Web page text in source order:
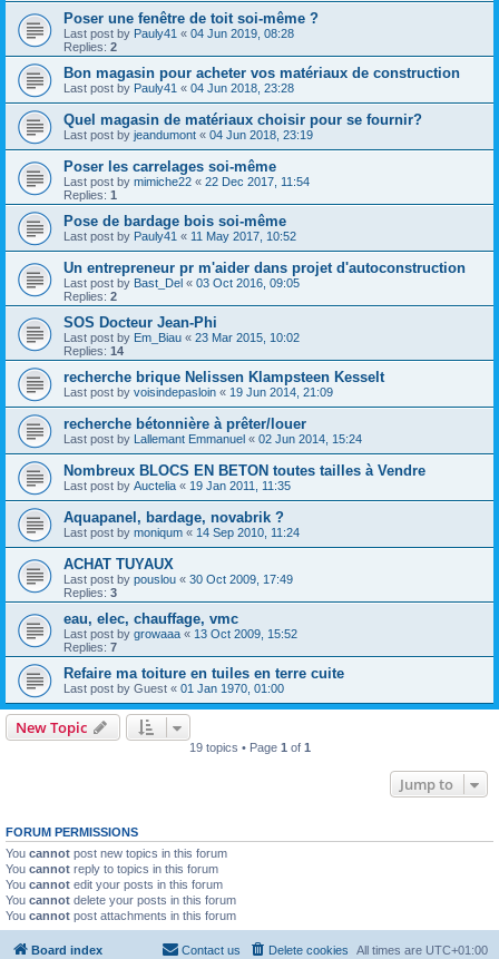
Poser une fenêtre de toit soi-même ?
Last post by Pauly41 « 04 Jun 2019, 08:28
Replies: 2
Bon magasin pour acheter vos matériaux de construction
Last post by Pauly41 « 04 Jun 2018, 23:28
Quel magasin de matériaux choisir pour se fournir?
Last post by jeandumont « 04 Jun 2018, 23:19
Poser les carrelages soi-même
Last post by mimiche22 « 22 Dec 2017, 11:54
Replies: 1
Pose de bardage bois soi-même
Last post by Pauly41 « 11 May 2017, 10:52
Un entrepreneur pr m'aider dans projet d'autoconstruction
Last post by Bast_Del « 03 Oct 2016, 09:05
Replies: 2
SOS Docteur Jean-Phi
Last post by Em_Biau « 23 Mar 2015, 10:02
Replies: 14
recherche brique Nelissen Klampsteen Kesselt
Last post by voisindepasloin « 19 Jun 2014, 21:09
recherche bétonnière à prêter/louer
Last post by Lallemant Emmanuel « 02 Jun 2014, 15:24
Nombreux BLOCS EN BETON toutes tailles à Vendre
Last post by Auctelia « 19 Jan 2011, 11:35
Aquapanel, bardage, novabrik ?
Last post by moniqum « 14 Sep 2010, 11:24
ACHAT TUYAUX
Last post by pouslou « 30 Oct 2009, 17:49
Replies: 3
eau, elec, chauffage, vmc
Last post by growaaa « 13 Oct 2009, 15:52
Replies: 7
Refaire ma toiture en tuiles en terre cuite
Last post by Guest « 01 Jan 1970, 01:00
New Topic
19 topics • Page 1 of 1
Jump to
FORUM PERMISSIONS
You cannot post new topics in this forum
You cannot reply to topics in this forum
You cannot edit your posts in this forum
You cannot delete your posts in this forum
You cannot post attachments in this forum
Board index All times are UTC+01:00
Delete cookies
Contact us